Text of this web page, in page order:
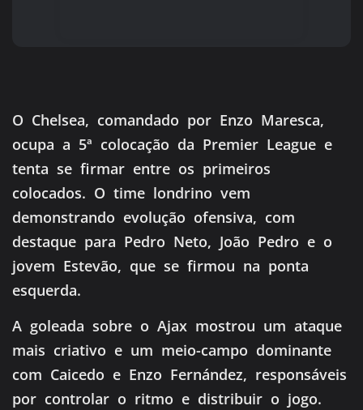
O Chelsea, comandado por Enzo Maresca,
ocupa a 5ª colocação da Premier League e
tenta se firmar entre os primeiros
colocados. O time londrino vem
demonstrando evolução ofensiva, com
destaque para Pedro Neto, João Pedro e o
jovem Estevão, que se firmou na ponta
esquerda.
A goleada sobre o Ajax mostrou um ataque
mais criativo e um meio-campo dominante
com Caicedo e Enzo Fernández, responsáveis
por controlar o ritmo e distribuir o jogo.